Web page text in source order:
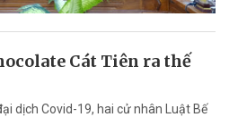
Cát Tiên ra thế
dịch Covid-19, hai cử nhân Luật Bế